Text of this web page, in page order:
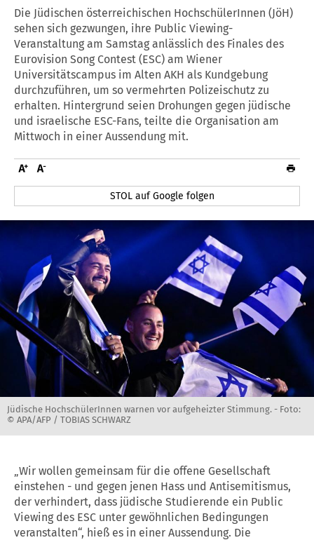
Die Jüdischen österreichischen HochschülerInnen (JöH)
sehen sich gezwungen, ihre Public Viewing-
Veranstaltung am Samstag anlässlich des Finales des
Eurovision Song Contest (ESC) am Wiener
Universitätscampus im Alten AKH als Kundgebung
durchzuführen, um so vermehrten Polizeischutz zu
erhalten. Hintergrund seien Drohungen gegen jüdische
und israelische ESC-Fans, teilte die Organisation am
Mittwoch in einer Aussendung mit.
STOL auf Google folgen
Jüdische HochschülerInnen warnen vor aufgeheizter Stimmung. - Foto:
© APA/AFP / TOBIAS SCHWARZ
„Wir wollen gemeinsam für die offene Gesellschaft
einstehen - und gegen jenen Hass und Antisemitismus,
der verhindert, dass jüdische Studierende ein Public
Viewing des ESC unter gewöhnlichen Bedingungen
veranstalten“, hieß es in einer Aussendung. Die